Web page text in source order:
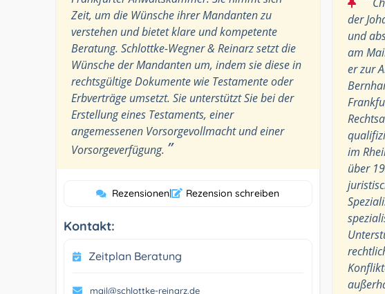
Zeit, um die Wünsche ihrer Mandanten zu
verstehen und bietet klare und kompetente
Beratung. Schlottke-Wegner & Reinarz setzt die
Wünsche der Mandanten um, indem sie diese in
rechtsgültige Dokumente wie Testamente oder
Erbverträge umsetzt. Sie unterstützt Sie bei der
Erstellung eines Testaments, einer
angemessenen Vorsorgevollmacht und einer
Vorsorgeverfügung. ”
Rezensionen| Rezension schreiben
Kontakt:
Zeitplan Beratung
mail@schlottke-reinarz.de
der
und
am
er zur
im
über